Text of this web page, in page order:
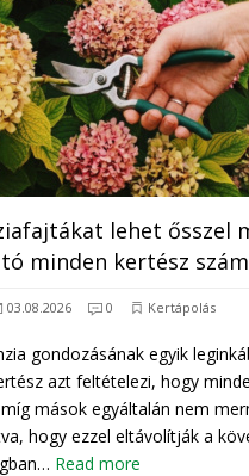
lehet ősszel
minden kertész
03.08.2026 0 Kertápolás
gondozásának egyik
azt feltételezi, hogy
mások egyáltalán nem
hogy ezzel eltávolítják a
Read more